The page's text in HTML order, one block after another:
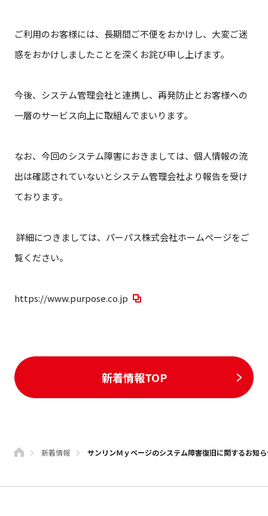
新着情報 サンリンＭｙページのシステム障害復旧に関するお知
ご利用のお客様には、長期間ご不便をおかけし、大変ご迷
惑をおかけしましたことを深くお詫び申し上げます。
今後、システム管理会社と連携し、再発防止とお客様への
一層のサービス向上に取組んでまいります。
なお、今回のシステム障害におきましては、個人情報の流
出は確認されていないとシステム管理会社より報告を受け
ております。
詳細につきましては、パーパス株式会社ホームページをご
覧ください。
https://www.purpose.co.jp
新着情報TOP